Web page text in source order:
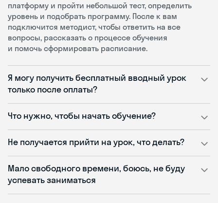
платформу и пройти небольшой тест, определить
уровень и подобрать программу. После к вам
подключится методист, чтобы ответить на все
вопросы, рассказать о процессе обучения
и помочь сформировать расписание.
Я могу получить бесплатный вводный урок
только после оплаты?
Что нужно, чтобы начать обучение?
Не получается прийти на урок, что делать?
Мало свободного времени, боюсь, не буду
успевать заниматься